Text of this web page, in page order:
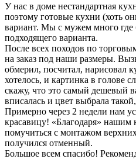
У нас в доме нестандартная
поэтому готовые кухни (хоть
вариант. Мы с мужем много
подходящего варианта.
После всех походов по
на заказ под наши размеры.
обмерил, посчитал, нарисовал
хотелось, и картинка в голове
скажу, что это самый дешевый
вписалась и цвет выбрала
Примерно через 2 недели нам
красавицу! «Благодаря»
помучиться с монтажом
получился отменный.
Большое всем спасибо!